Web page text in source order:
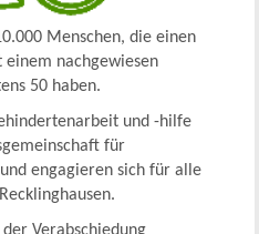
Menschen, die einen
einem nachgewiesen
50 haben.
und -hilfe
für
engagieren sich für alle